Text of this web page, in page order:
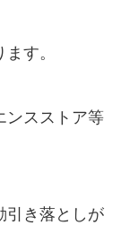
す。
ンスストア等
引き落としが